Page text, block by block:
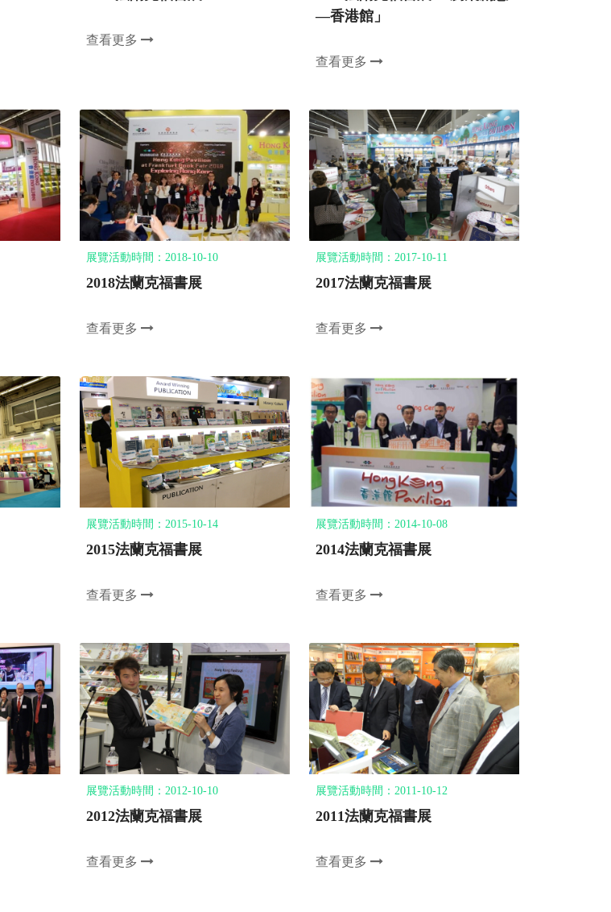
查看更多
—香港館」
查看更多
展覽活動時間：2018-10-10
2018法蘭克福書展
查看更多
展覽活動時間：2017-10-11
2017法蘭克福書展
查看更多
展覽活動時間：2015-10-14
2015法蘭克福書展
查看更多
展覽活動時間：2014-10-08
2014法蘭克福書展
查看更多
展覽活動時間：2012-10-10
2012法蘭克福書展
查看更多
展覽活動時間：2011-10-12
2011法蘭克福書展
查看更多